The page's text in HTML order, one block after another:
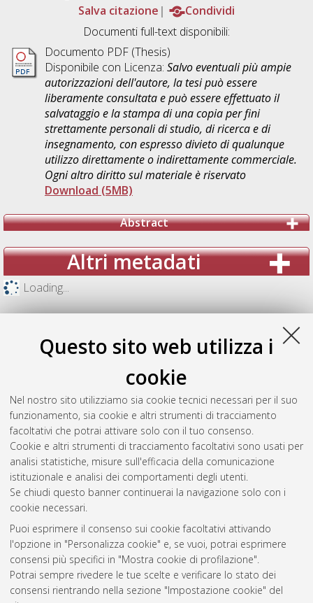
Questo sito web utilizza i
cookie
Nel nostro sito utilizziamo sia cookie tecnici necessari per il suo
funzionamento, sia cookie e altri strumenti di tracciamento
facoltativi che potrai attivare solo con il tuo consenso.
Cookie e altri strumenti di tracciamento facoltativi sono usati per
analisi statistiche, misure sull'efficacia della comunicazione
istituzionale e analisi dei comportamenti degli utenti.
Se chiudi questo banner continuerai la navigazione solo con i
cookie necessari.
Puoi esprimere il consenso sui cookie facoltativi attivando
l'opzione in "Personalizza cookie" e, se vuoi, potrai esprimere
consensi più specifici in "Mostra cookie di profilazione".
Potrai sempre rivedere le tue scelte e verificare lo stato dei
consensi rientrando nella sezione "Impostazione cookie" del
Salva citazione
Condividi
Documenti full-text disponibili:
Documento PDF (Thesis)
Disponibile con Licenza: Salvo eventuali più ampie
autorizzazioni dell'autore, la tesi può essere
liberamente consultata e può essere effettuato il
salvataggio e la stampa di una copia per fini
strettamente personali di studio, di ricerca e di
insegnamento, con espresso divieto di qualunque
utilizzo direttamente o indirettamente commerciale.
Ogni altro diritto sul materiale è riservato
Download (5MB)
Abstract
Altri metadati
Loading...
Gestione del documento:
Atom
Rss 1.0
Rss 2.0